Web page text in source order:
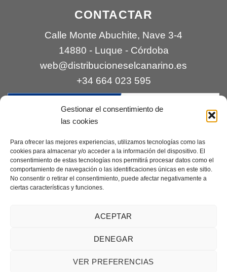
Gestionar el consentimiento de
las cookies
Para ofrecer las mejores experiencias, utilizamos tecnologías como las
cookies para almacenar y/o acceder a la información del dispositivo. El
consentimiento de estas tecnologías nos permitirá procesar datos como el
comportamiento de navegación o las identificaciones únicas en este sitio.
No consentir o retirar el consentimiento, puede afectar negativamente a
ciertas características y funciones.
ACEPTAR
DENEGAR
VER PREFERENCIAS
CONTACTAR
Calle Monte Abuchite, Nave 3-4
14880 - Luque - Córdoba
web@distribucioneselcanarino.es
+34 664 023 595
Contacto|Incidencias|Devoluciones|
Condiciones generales
Copyright 2026 ©Distribuciones El Canarino